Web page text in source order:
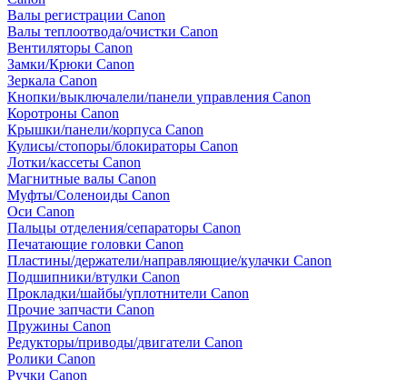
Валы регистрации Canon
Валы теплоотвода/очистки Canon
Вентиляторы Canon
Замки/Крюки Canon
Зеркала Canon
Кнопки/выключалели/панели управления Canon
Коротроны Canon
Крышки/панели/корпуса Canon
Кулисы/стопоры/блокираторы Canon
Лотки/кассеты Canon
Магнитные валы Canon
Муфты/Соленоиды Canon
Оси Canon
Пальцы отделения/сепараторы Canon
Печатающие головки Canon
Пластины/держатели/направляющие/кулачки Canon
Подшипники/втулки Canon
Прокладки/шайбы/уплотнители Canon
Прочие запчасти Canon
Пружины Canon
Редукторы/приводы/двигатели Canon
Ролики Canon
Ручки Canon